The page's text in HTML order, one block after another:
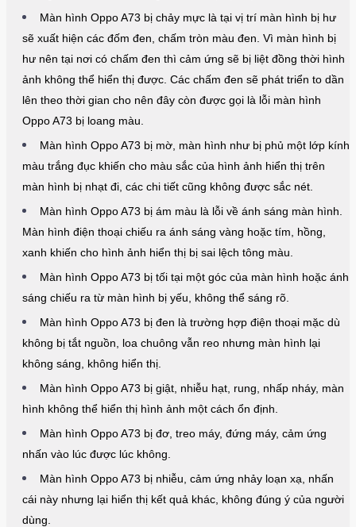
Màn hình Oppo A73 bị chảy mực là tại vị trí màn hình bị hư
sẽ xuất hiện các đốm đen, chấm tròn màu đen. Vì màn hình bị
hư nên tại nơi có chấm đen thì cảm ứng sẽ bị liệt đồng thời hình
ảnh không thể hiển thị được. Các chấm đen sẽ phát triển to dần
lên theo thời gian cho nên đây còn được gọi là lỗi màn hình
Oppo A73 bị loang màu.
Màn hình Oppo A73 bị mờ, màn hình như bị phủ một lớp kính
màu trắng đục khiến cho màu sắc của hình ảnh hiển thị trên
màn hình bị nhạt đi, các chi tiết cũng không được sắc nét.
Màn hình Oppo A73 bị ám màu là lỗi về ánh sáng màn hình.
Màn hình điện thoại chiếu ra ánh sáng vàng hoặc tím, hồng,
xanh khiến cho hình ảnh hiển thị bị sai lệch tông màu.
Màn hình Oppo A73 bị tối tại một góc của màn hình hoặc ánh
sáng chiếu ra từ màn hình bị yếu, không thể sáng rõ.
Màn hình Oppo A73 bị đen là trường hợp điện thoại mặc dù
không bị tắt nguồn, loa chuông vẫn reo nhưng màn hình lại
không sáng, không hiển thị.
Màn hình Oppo A73 bị giật, nhiễu hạt, rung, nhấp nháy, màn
hình không thể hiển thị hình ảnh một cách ổn định.
Màn hình Oppo A73 bị đơ, treo máy, đứng máy, cảm ứng
nhấn vào lúc được lúc không.
Màn hình Oppo A73 bị nhiễu, cảm ứng nhảy loạn xạ, nhấn
cái này nhưng lại hiển thị kết quả khác, không đúng ý của người
dùng.